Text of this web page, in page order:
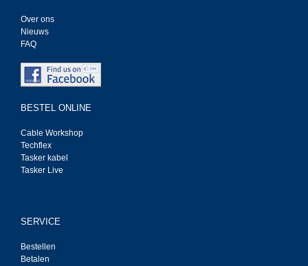
Over ons
Nieuws
FAQ
BESTEL ONLINE
Cable Workshop
Techflex
Tasker kabel
Tasker Live
SERVICE
Bestellen
Betalen